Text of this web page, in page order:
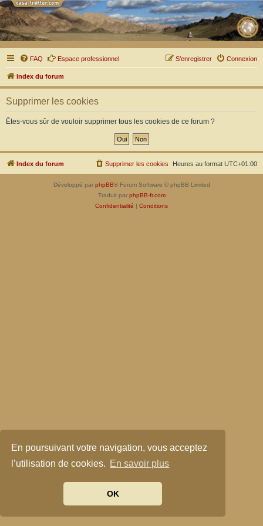
En poursuivant votre navigation, vous acceptez
l’utilisation de cookies. En savoir plus
OK
FAQ Espace professionnel Connexion
S’enregistrer
Index du forum
Supprimer les cookies
Êtes-vous sûr de vouloir supprimer tous les cookies de ce forum ?
Index du forum Heures au format UTC+01:00
Supprimer les cookies
Développé par phpBB® Forum Software © phpBB Limited
Traduit par phpBB-fr.com
Confidentialité | Conditions